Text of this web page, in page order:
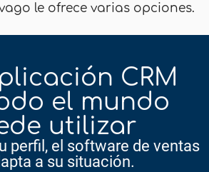
le ofrece varias opciones.
CRM
el mundo
utilizar
perfil, el software de ventas
a su situación.